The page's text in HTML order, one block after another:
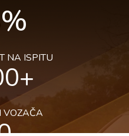
%
NA ISPITU
+
VOZAČA